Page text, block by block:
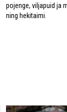
pojenge, viljapuid ja
ning hekitaimi.